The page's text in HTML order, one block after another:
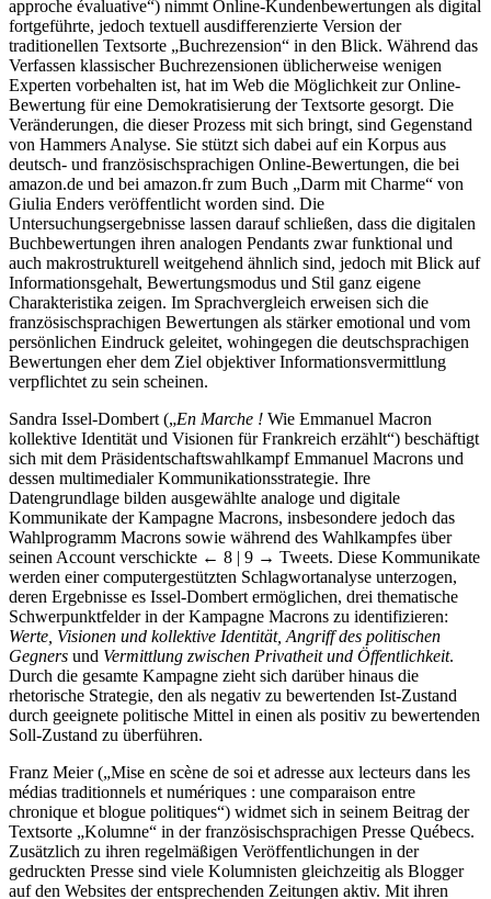
approche évaluative“) nimmt Online-Kundenbewertungen als digital
fortgeführte, jedoch textuell ausdifferenzierte Version der
traditionellen Textsorte „Buchrezension“ in den Blick. Während das
Verfassen klassischer Buchrezensionen üblicherweise wenigen
Experten vorbehalten ist, hat im Web die Möglichkeit zur Online-
Bewertung für eine Demokratisierung der Textsorte gesorgt. Die
Veränderungen, die dieser Prozess mit sich bringt, sind Gegenstand
von Hammers Analyse. Sie stützt sich dabei auf ein Korpus aus
deutsch- und französischsprachigen Online-Bewertungen, die bei
amazon.de und bei amazon.fr zum Buch „Darm mit Charme“ von
Giulia Enders veröffentlicht worden sind. Die
Untersuchungsergebnisse lassen darauf schließen, dass die digitalen
Buchbewertungen ihren analogen Pendants zwar funktional und
auch makrostrukturell weitgehend ähnlich sind, jedoch mit Blick auf
Informationsgehalt, Bewertungsmodus und Stil ganz eigene
Charakteristika zeigen. Im Sprachvergleich erweisen sich die
französischsprachigen Bewertungen als stärker emotional und vom
persönlichen Eindruck geleitet, wohingegen die deutschsprachigen
Bewertungen eher dem Ziel objektiver Informationsvermittlung
verpflichtet zu sein scheinen.
Sandra Issel-Dombert („En Marche ! Wie Emmanuel Macron
kollektive Identität und Visionen für Frankreich erzählt“) beschäftigt
sich mit dem Präsidentschaftswahlkampf Emmanuel Macrons und
dessen multimedialer Kommunikationsstrategie. Ihre
Datengrundlage bilden ausgewählte analoge und digitale
Kommunikate der Kampagne Macrons, insbesondere jedoch das
Wahlprogramm Macrons sowie während des Wahlkampfes über
seinen Account verschickte ← 8 | 9 → Tweets. Diese Kommunikate
werden einer computergestützten Schlagwortanalyse unterzogen,
deren Ergebnisse es Issel-Dombert ermöglichen, drei thematische
Schwerpunktfelder in der Kampagne Macrons zu identifizieren:
Werte, Visionen und kollektive Identität, Angriff des politischen
Gegners und Vermittlung zwischen Privatheit und Öffentlichkeit.
Durch die gesamte Kampagne zieht sich darüber hinaus die
rhetorische Strategie, den als negativ zu bewertenden Ist-Zustand
durch geeignete politische Mittel in einen als positiv zu bewertenden
Soll-Zustand zu überführen.
Franz Meier („Mise en scène de soi et adresse aux lecteurs dans les
médias traditionnels et numériques : une comparaison entre
chronique et blogue politiques“) widmet sich in seinem Beitrag der
Textsorte „Kolumne“ in der französischsprachigen Presse Québecs.
Zusätzlich zu ihren regelmäßigen Veröffentlichungen in der
gedruckten Presse sind viele Kolumnisten gleichzeitig als Blogger
auf den Websites der entsprechenden Zeitungen aktiv. Mit ihren